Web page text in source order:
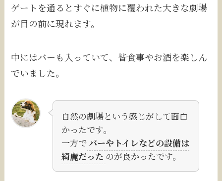
ゲートを通るとすぐに植物に覆われた大きな劇場
が目の前に現れます。
中にはバーも入っていて、皆食事やお酒を楽しん
でいました。
自然の劇場という感じがして面白
かったです。
一方で バーやトイレなどの設備は
綺麗だった のが良かったです。